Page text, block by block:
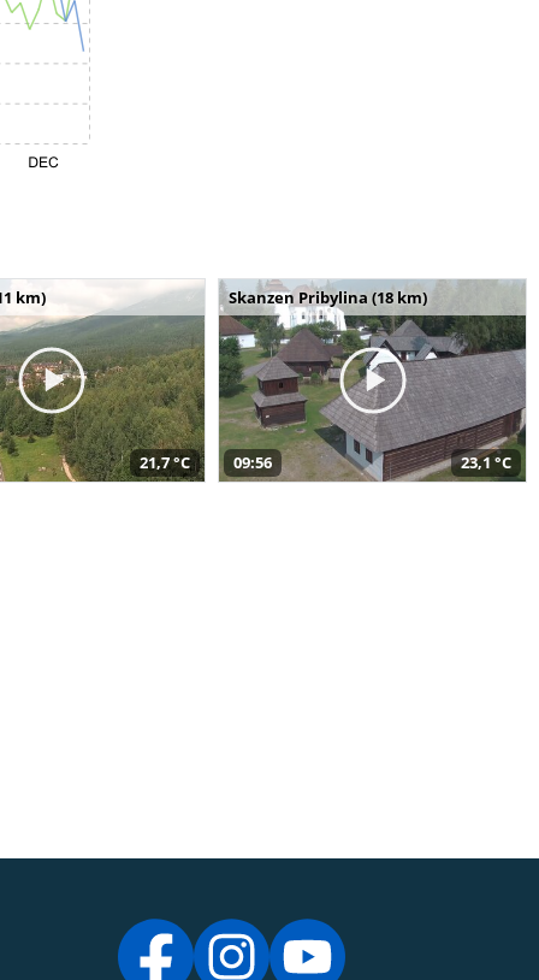
km)
21,7 °C
Skanzen Pribylina (18 km)
09:56 23,1 °C